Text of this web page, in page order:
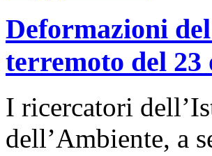
Deformazioni
terremoto del 23
I ricercatori
dell’Ambiente, a